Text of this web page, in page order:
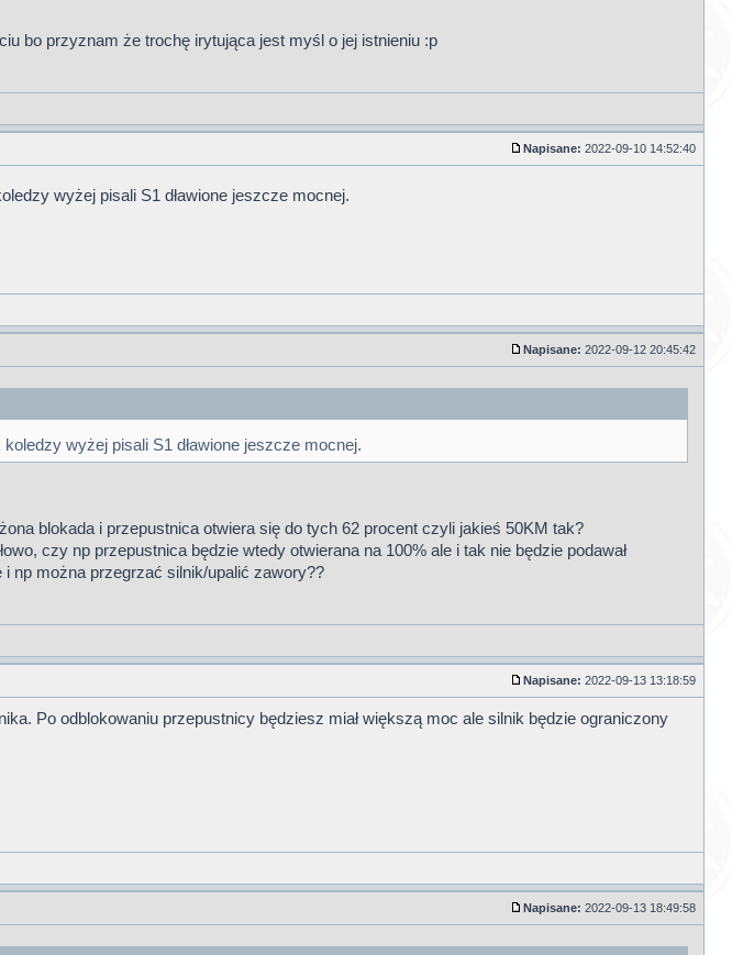
bo przyznam że trochę irytująca jest myśl o jej istnieniu :p
Napisane: 2022-09-10 14:52:40
wyżej pisali S1 dławione jeszcze mocnej.
Napisane: 2022-09-12 20:45:42
koledzy wyżej pisali S1 dławione jeszcze mocnej.
blokada i przepustnica otwiera się do tych 62 procent czyli jakieś 50KM tak?
czy np przepustnica będzie wtedy otwierana na 100% ale i tak nie będzie podawał
np można przegrzać silnik/upalić zawory??
Napisane: 2022-09-13 13:18:59
Po odblokowaniu przepustnicy będziesz miał większą moc ale silnik będzie ograniczony
Napisane: 2022-09-13 18:49:58